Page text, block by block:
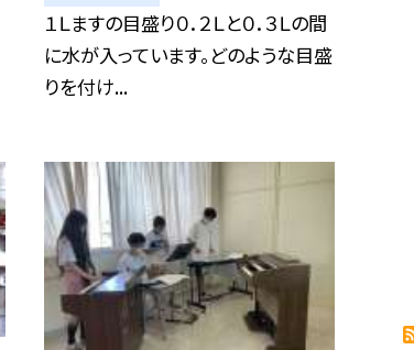
１Ｌますの目盛り０．２Ｌと０．３Ｌの間
に水が入っています。どのような目盛
りを付け...